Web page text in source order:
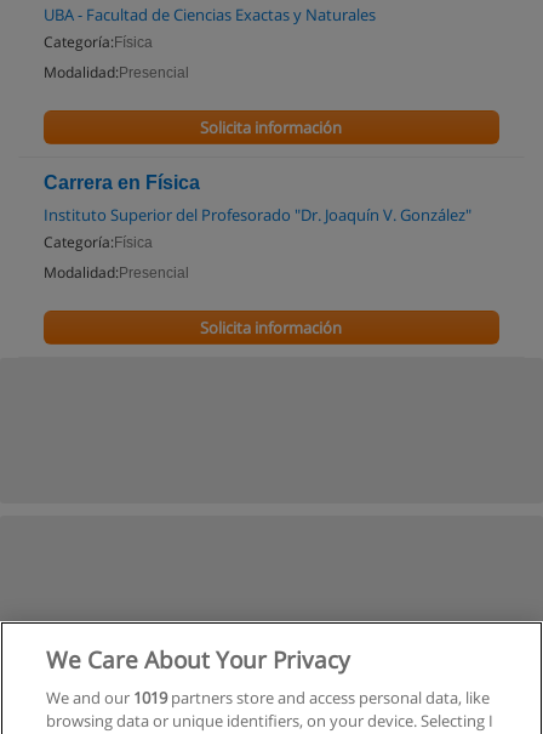
UBA - Facultad de Ciencias Exactas y Naturales
Categoría: Física
Modalidad: Presencial
Solicita información
Carrera en Física
Instituto Superior del Profesorado "Dr. Joaquín V. González"
Categoría: Física
Modalidad: Presencial
Solicita información
We Care About Your Privacy
We and our 1019partners store and access personal data, like
browsing data or unique identifiers, on your device. Selecting I